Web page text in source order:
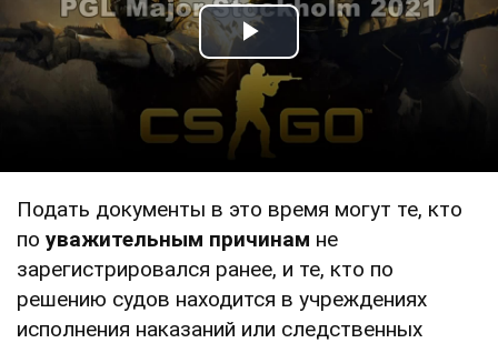
Play Video
Подать документы в это время могут те, кто
по уважительным причинам не
зарегистрировался ранее, и те, кто по
решению судов находится в учреждениях
исполнения наказаний или следственных